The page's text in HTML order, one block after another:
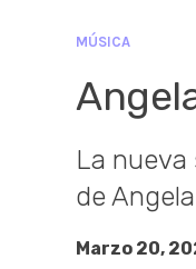
MÚSICA
La nueva
de
Marzo 20,